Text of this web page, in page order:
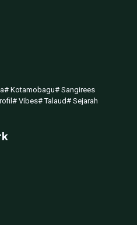
# Kotamobagu# Sangirees
# Vibes# Talaud# Sejarah